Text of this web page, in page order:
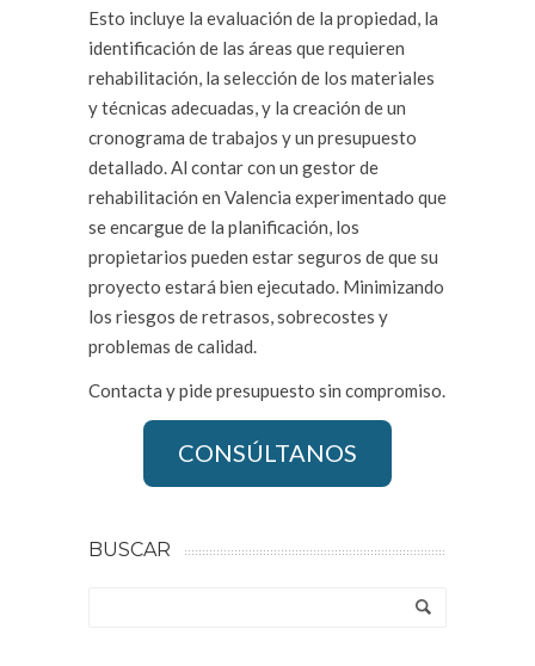
Esto incluye la evaluación de la propiedad, la
identificación de las áreas que requieren
rehabilitación, la selección de los materiales
y técnicas adecuadas, y la creación de un
cronograma de trabajos y un presupuesto
detallado. Al contar con un gestor de
rehabilitación en Valencia experimentado que
se encargue de la planificación, los
propietarios pueden estar seguros de que su
proyecto estará bien ejecutado. Minimizando
los riesgos de retrasos, sobrecostes y
problemas de calidad.
Contacta y pide presupuesto sin compromiso.
CONSÚLTANOS
BUSCAR